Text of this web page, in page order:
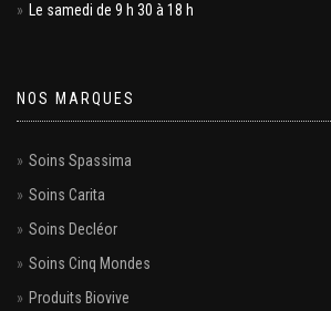
Le samedi de 9 h 30 à 18 h
NOS MARQUES
Soins Spassima
Soins Carita
Soins Decléor
Soins Cinq Mondes
Produits Biovive